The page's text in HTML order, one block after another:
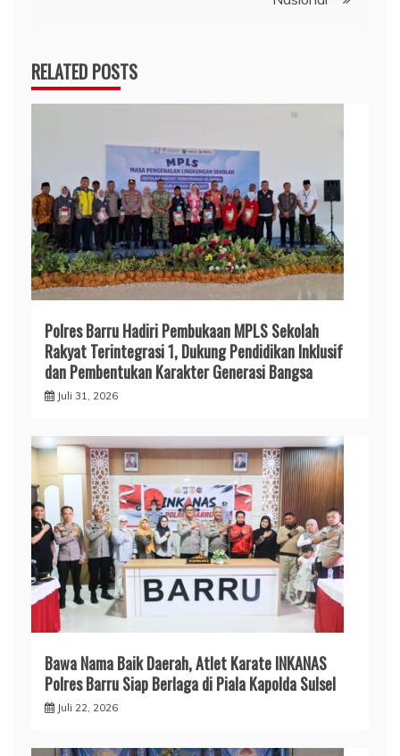
RELATED POSTS
Polres Barru Hadiri Pembukaan MPLS Sekolah
Rakyat Terintegrasi 1, Dukung Pendidikan Inklusif
dan Pembentukan Karakter Generasi Bangsa
Juli 31, 2026
​Bawa Nama Baik Daerah, Atlet Karate INKANAS
Polres Barru Siap Berlaga di Piala Kapolda Sulsel
Juli 22, 2026